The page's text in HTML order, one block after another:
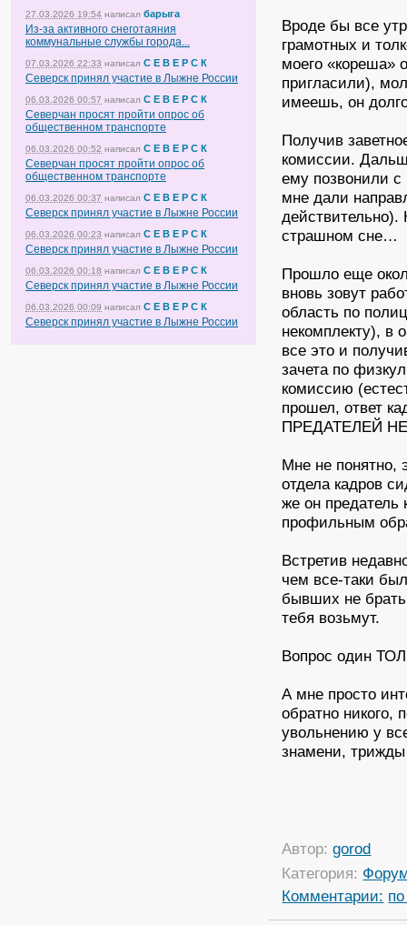
27.03.2026 19:54 написал барыга
Из-за активного снеготаяния
коммунальные службы города...
07.03.2026 22:33 написал С Е В Е Р С К
Северск принял участие в Лыжне России
06.03.2026 00:57 написал С Е В Е Р С К
Северчан просят пройти опрос об
общественном транспорте
06.03.2026 00:52 написал С Е В Е Р С К
Северчан просят пройти опрос об
общественном транспорте
06.03.2026 00:37 написал С Е В Е Р С К
Северск принял участие в Лыжне России
06.03.2026 00:23 написал С Е В Е Р С К
Северск принял участие в Лыжне России
06.03.2026 00:18 написал С Е В Е Р С К
Северск принял участие в Лыжне России
06.03.2026 00:09 написал С Е В Е Р С К
Северск принял участие в Лыжне России
Вроде бы все
грамотных и
моего «кореша»
пригласили),
имеешь, он
Получив
комиссии.
ему позвонили
мне дали
страшном сне…
Прошло еще
вновь зовут
область по
некомплекту), в
все это и
зачета по
комиссию
прошел, ответ
ПРЕДАТЕЛЕЙ
Мне не понятно,
отдела кадров
же он предатель
профильным
Встретив
чем все-таки
бывших не брать
тебя возьмут.
Вопрос один
А мне просто
обратно никого,
увольнению у
знамени, трижды
Автор:gorod
Категория:
Комментарии: